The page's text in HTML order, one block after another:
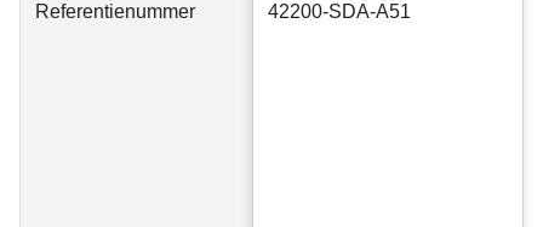
Referentienummer 42200-SDA-A51